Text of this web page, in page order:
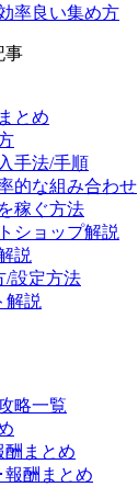
率良い集め方
事
とめ
手法/手順
的な組み合わせ
稼ぐ方法
ショップ解説
説
/設定方法
解説
略一覧
酬まとめ
報酬まとめ